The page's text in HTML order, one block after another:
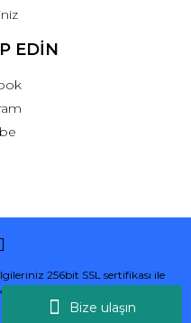
Bize ulaşın
EDİN
256bit SSL sertifikası ile